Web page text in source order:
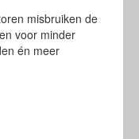
misbruiken de
voor minder
én meer